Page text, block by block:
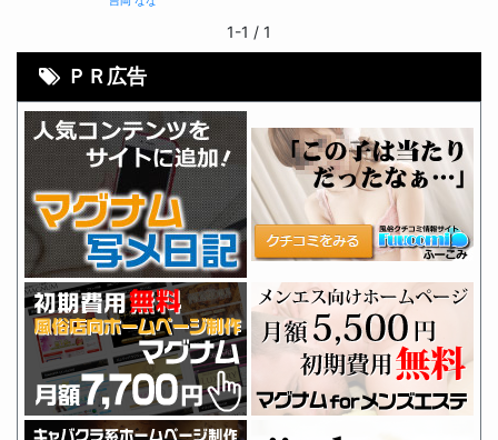
1-1 / 1
ＰＲ広告